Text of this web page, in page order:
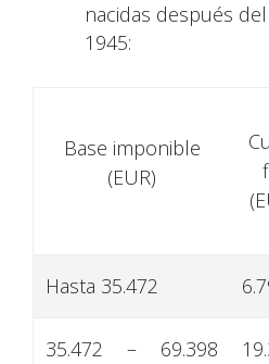
nacidas después
1945:
Base imponible
(EUR)
Hasta 35.472
35.472 – 69.398